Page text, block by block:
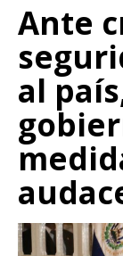
Ante
al